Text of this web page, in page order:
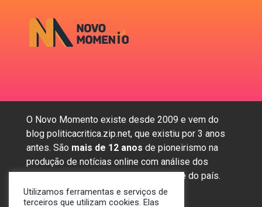
O Novo Momento existe desde 2009 e vem do
blog politicacritica.zip.net, que existiu por 3 anos
antes. São mais de 12 anos de pioneirismo na
produção de notícias online com análise dos
assuntos mais importantes da região e do país.
Utilizamos ferramentas e serviços de
terceiros que utilizam cookies. Elas